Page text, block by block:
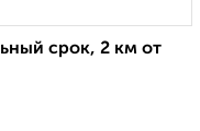
срок, 2 км от